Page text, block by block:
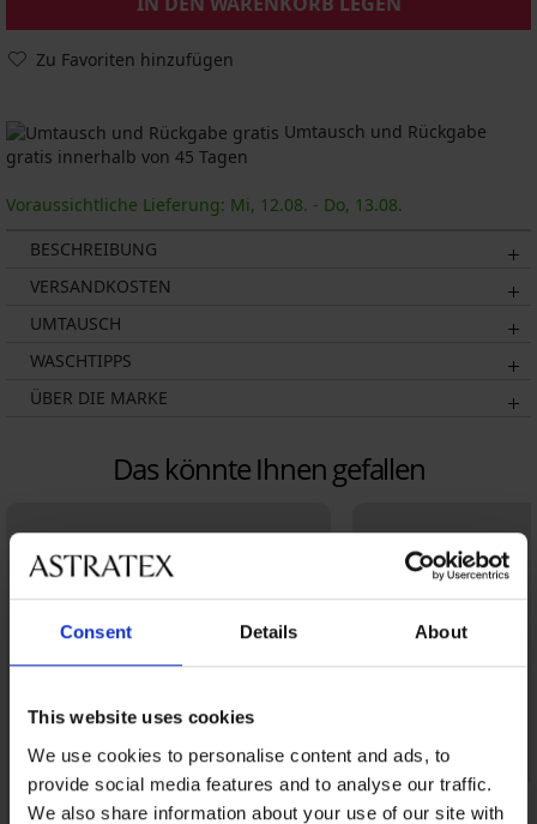
Consent Details About
This website uses cookies
We use cookies to personalise content and ads, to
provide social media features and to analyse our traffic.
We also share information about your use of our site with
Zu Favoriten hinzufügen
Umtausch und Rückgabe
gratis innerhalb von 45 Tagen
Voraussichtliche Lieferung: Mi, 12.08. - Do, 13.08.
BESCHREIBUNG
VERSANDKOSTEN
UMTAUSCH
WASCHTIPPS
ÜBER DIE MARKE
Das könnte Ihnen gefallen